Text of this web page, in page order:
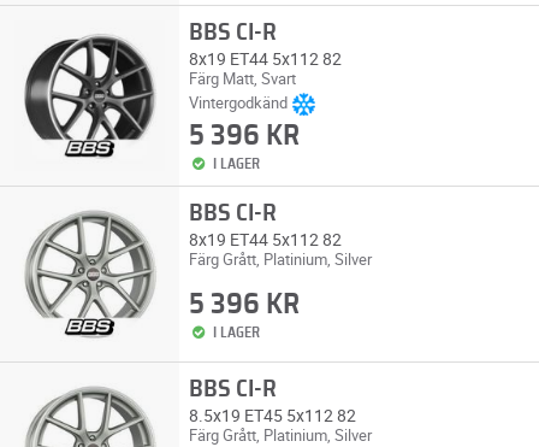
BBS CI-R
8x19 ET44 5x112 82
Färg Matt, Svart
Vintergodkänd
5 396 KR
I LAGER
BBS CI-R
8x19 ET44 5x112 82
Färg Grått, Platinium, Silver
5 396 KR
I LAGER
BBS CI-R
8.5x19 ET45 5x112 82
Färg Grått, Platinium, Silver